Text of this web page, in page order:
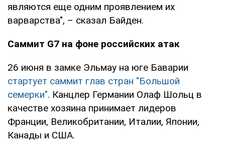
являются еще одним проявлением их
варварства", – сказал Байден.
Саммит G7 на фоне российских атак
26 июня в замке Эльмау на юге Баварии
стартует саммит глав стран "Большой
семерки". Канцлер Германии Олаф Шольц в
качестве хозяина принимает лидеров
Франции, Великобритании, Италии, Японии,
Канады и США.